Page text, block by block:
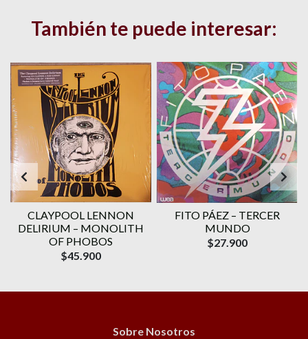
También te puede interesar:
CLAYPOOL LENNON
DELIRIUM – MONOLITH
OF PHOBOS
$45.900
FITO PÁEZ – TERCER
MUNDO
$27.900
Sobre Nosotros